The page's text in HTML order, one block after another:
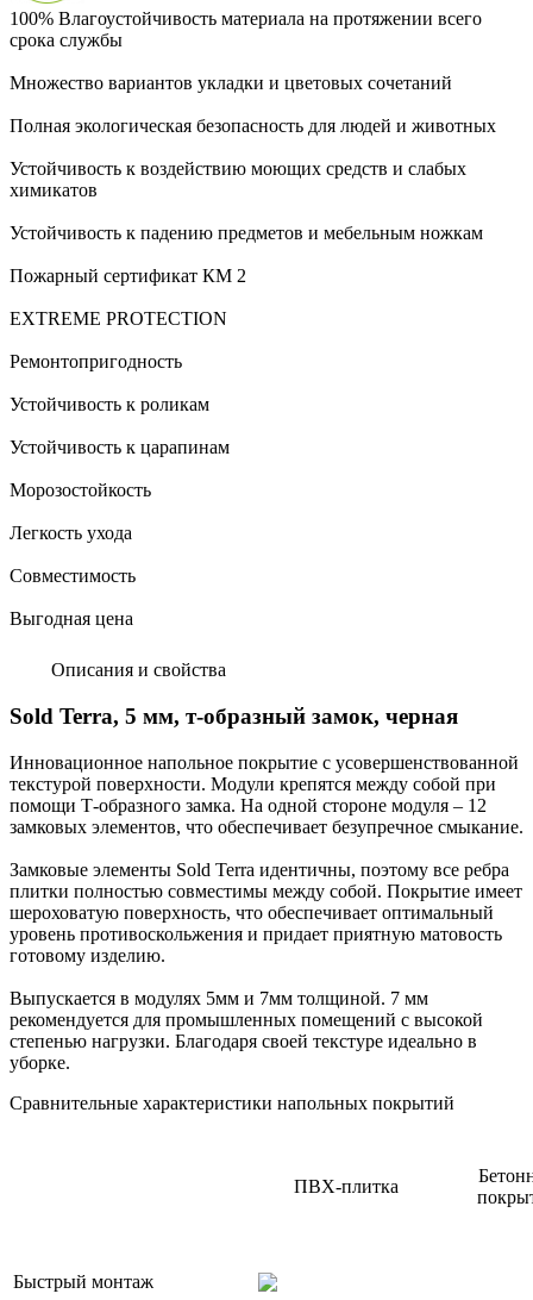
100% Влагоустойчивость материала на протяжении всего
срока службы
Множество вариантов укладки и цветовых сочетаний
Полная экологическая безопасность для людей и животных
Устойчивость к воздействию моющих средств и слабых
химикатов
Устойчивость к падению предметов и мебельным ножкам
Пожарный сертификат КМ 2
EXTREME PROTECTION
Ремонтопригодность
Устойчивость к роликам
Устойчивость к царапинам
Морозостойкость
Легкость ухода
Совместимость
Выгодная цена
Описания и свойства
Sold Terra, 5 мм, т-образный замок, черная
Инновационное напольное покрытие с усовершенствованной
текстурой поверхности. Модули крепятся между собой при
помощи Т-образного замка. На одной стороне модуля – 12
замковых элементов, что обеспечивает безупречное смыкание.
Замковые элементы Sold Terra идентичны, поэтому все ребра
плитки полностью совместимы между собой. Покрытие имеет
шероховатую поверхность, что обеспечивает оптимальный
уровень противоскольжения и придает приятную матовость
готовому изделию.
Выпускается в модулях 5мм и 7мм толщиной. 7 мм
рекомендуется для промышленных помещений с высокой
степенью нагрузки. Благодаря своей текстуре идеально в
уборке.
Сравнительные характеристики напольных покрытий
ПВХ-плитка
Быстрый монтаж